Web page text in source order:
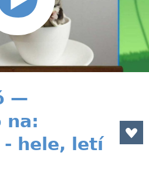
—
na:
- hele, letí